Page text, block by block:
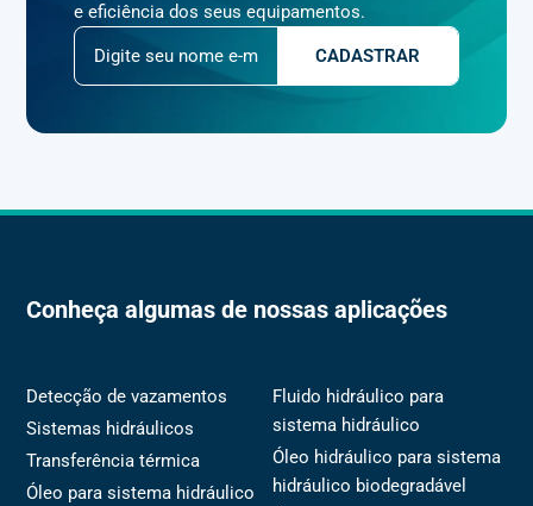
e eficiência dos seus equipamentos.
Conheça algumas de nossas aplicações
Detecção de vazamentos
Sistemas hidráulicos
Transferência térmica
Óleo para sistema hidráulico
Fluido hidráulico para
sistema hidráulico
Óleo hidráulico para sistema
hidráulico biodegradável